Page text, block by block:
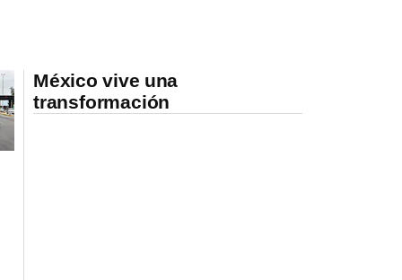
México vive una
transformación